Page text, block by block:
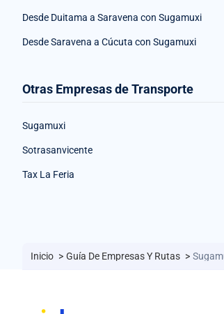
Desde Duitama a Saravena con Sugamuxi
Desde Saravena a Cúcuta con Sugamuxi
Otras Empresas de Transporte
Sugamuxi
Sotrasanvicente
Tax La Feria
Inicio > Guía De Empresas Y Rutas >